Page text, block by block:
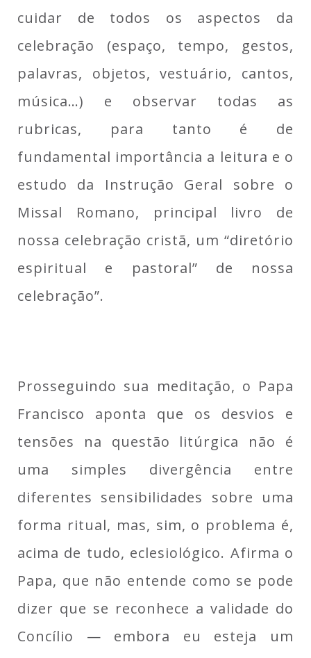
cuidar de todos os aspectos da
celebração (espaço, tempo, gestos,
palavras, objetos, vestuário, cantos,
música…) e observar todas as
rubricas, para tanto é de
fundamental importância a leitura e o
estudo da Instrução Geral sobre o
Missal Romano, principal livro de
nossa celebração cristã, um “diretório
espiritual e pastoral” de nossa
celebração”.
Prosseguindo sua meditação, o Papa
Francisco aponta que os desvios e
tensões na questão litúrgica não é
uma simples divergência entre
diferentes sensibilidades sobre uma
forma ritual, mas, sim, o problema é,
acima de tudo, eclesiológico. Afirma o
Papa, que não entende como se pode
dizer que se reconhece a validade do
Concílio — embora eu esteja um